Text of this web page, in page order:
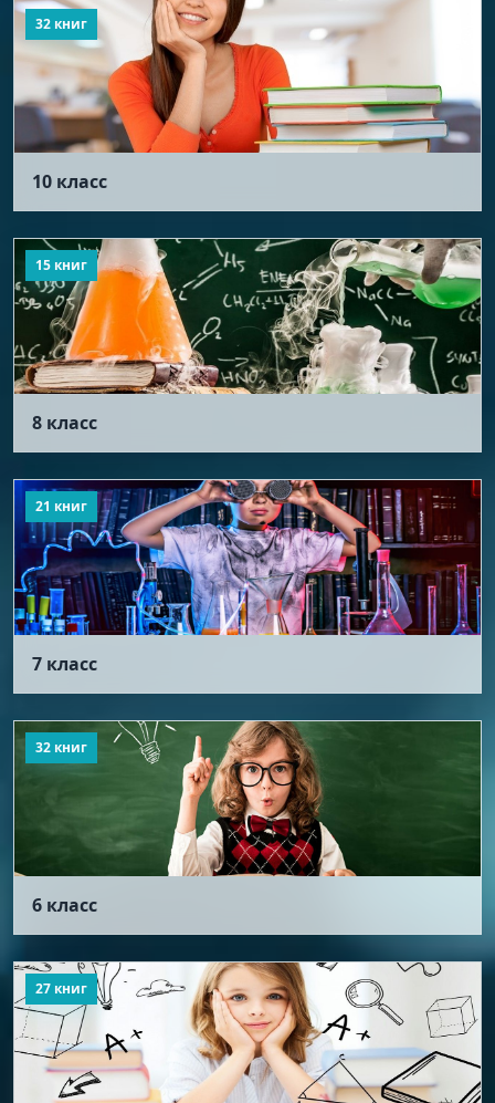
32 книг
10 класс
15 книг
8 класс
21 книг
7 класс
32 книг
6 класс
27 книг